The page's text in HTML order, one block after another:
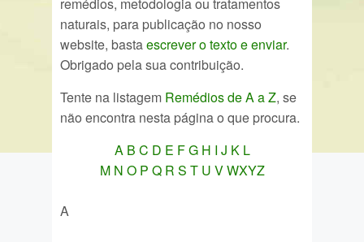
naturais, para publicação no nosso
website, bastaescrever o texto e enviar.
Obrigado pela sua contribuição.
Tente na listagem Remédios de A a Z, se
não encontra nesta página o que procura.
A B C D E FG H I J K L
M N O P Q R S T U VWXYZ
A